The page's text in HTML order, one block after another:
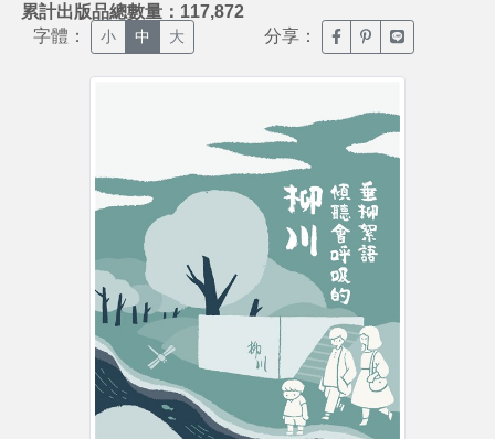
累計出版品總數量：117,872
字體： 小 中 大 分享： 臉書分享(另開新視窗)
噗浪分享(另開新
Line分享(另